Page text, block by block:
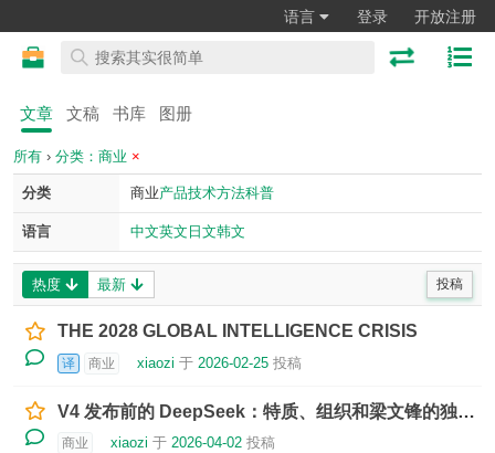
语言 登录 开放注册
文章 文稿 书库 图册
所有 › 分类：商业 ×
分类 商业产品技术方法科普
语言 中文英文 日文韩文
热度 最新 投稿
THE 2028 GLOBAL INTELLIGENCE CRISIS
译 商业 xiaozi 于 2026-02-25 投稿
V4 发布前的 DeepSeek：特质、组织和梁文锋的独特目标
商业 xiaozi 于 2026-04-02 投稿